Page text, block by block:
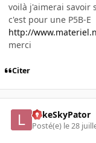
voilà j'aimerai savoir
c'est pour une P5B-E
http://
merci
Citer
LukeSkyPator
Posté(e) le 28